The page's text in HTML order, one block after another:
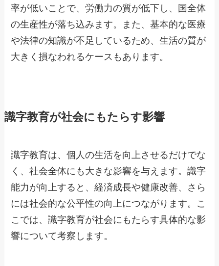
率が低いことで、労働力の質が低下し、国全体
の生産性が落ち込みます。また、基本的な医療
や法律の知識が不足しているため、生活の質が
大きく損なわれるケースもあります。
識字教育が社会にもたらす影響
識字教育は、個人の生活を向上させるだけでな
く、社会全体にも大きな影響を与えます。識字
能力が向上すると、経済成長や健康改善、さら
には社会的な公平性の向上につながります。こ
こでは、識字教育が社会にもたらす具体的な影
響について考察します。